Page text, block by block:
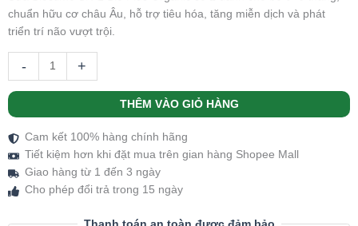
chuẩn hữu cơ châu Âu, hỗ trợ tiêu hóa, tăng miễn dịch và phát
triển trí não vượt trội.
- +
THÊM VÀO GIỎ HÀNG
Cam kết 100% hàng chính hãng
Tiết kiệm hơn khi đặt mua trên gian hàng Shopee Mall
Giao hàng từ 1 đến 3 ngày
Cho phép đổi trả trong 15 ngày